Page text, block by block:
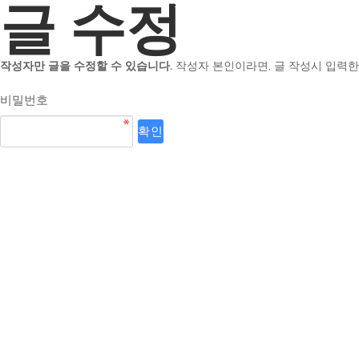
글 수정
작성자만 글을 수정할 수 있습니다. 작성자 본인이라면, 글 작성시 입력
비밀번호